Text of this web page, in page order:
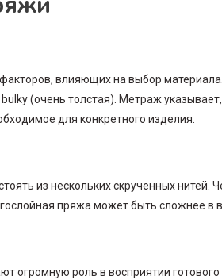
влияющих на выбор
(очень толстая). Метраж
для конкретного изделия.
из нескольких скрученных нитей.
пряжа может быть сложнее в
огромную роль в восприятии